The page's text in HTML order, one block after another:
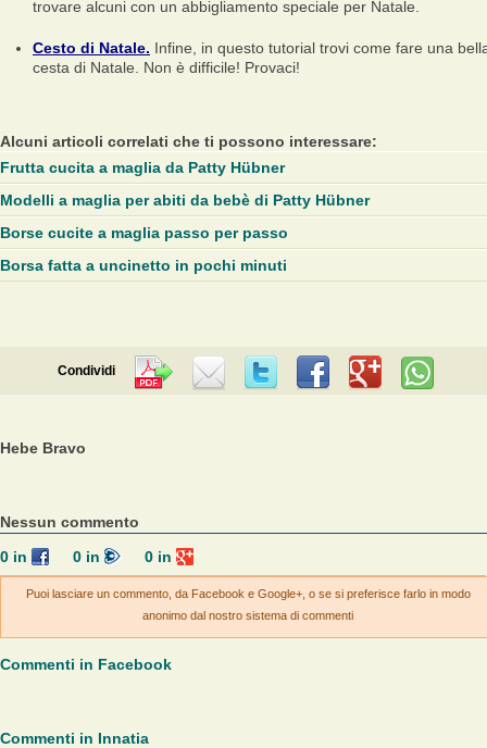
trovare alcuni con un abbigliamento speciale per Natale.
Cesto di Natale. Infine, in questo tutorial trovi come fare una
cesta di Natale. Non è difficile! Provaci!
Alcuni articoli correlati che ti possono interessare:
Frutta cucita a maglia da Patty Hübner
Modelli a maglia per abiti da bebè di Patty Hübner
Borse cucite a maglia passo per passo
Borsa fatta a uncinetto in pochi minuti
Condividi
Hebe Bravo
Nessun commento
0in 0in 0 in
Puoi lasciare un commento, da Facebook e Google+, o se si preferisce farlo in modo
anonimo dal nostro sistema di commenti
Commenti in Facebook
Commenti in Innatia